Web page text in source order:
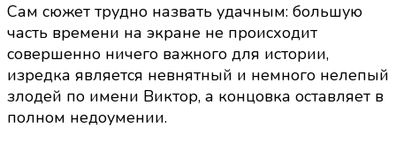
Сам сюжет трудно назвать удачным: большую
часть времени на экране не происходит
совершенно ничего важного для истории,
изредка является невнятный и немного нелепый
злодей по имени Виктор, а концовка оставляет в
полном недоумении.